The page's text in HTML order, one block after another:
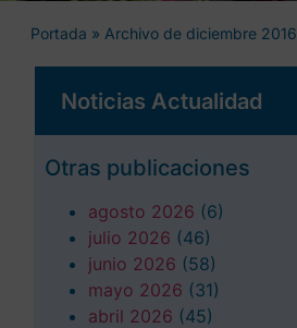
Portada » Archivo de diciembre 2016
Noticias Actualidad
Otras publicaciones
agosto 2026 (6)
julio 2026 (46)
junio 2026 (58)
mayo 2026 (31)
abril 2026 (45)